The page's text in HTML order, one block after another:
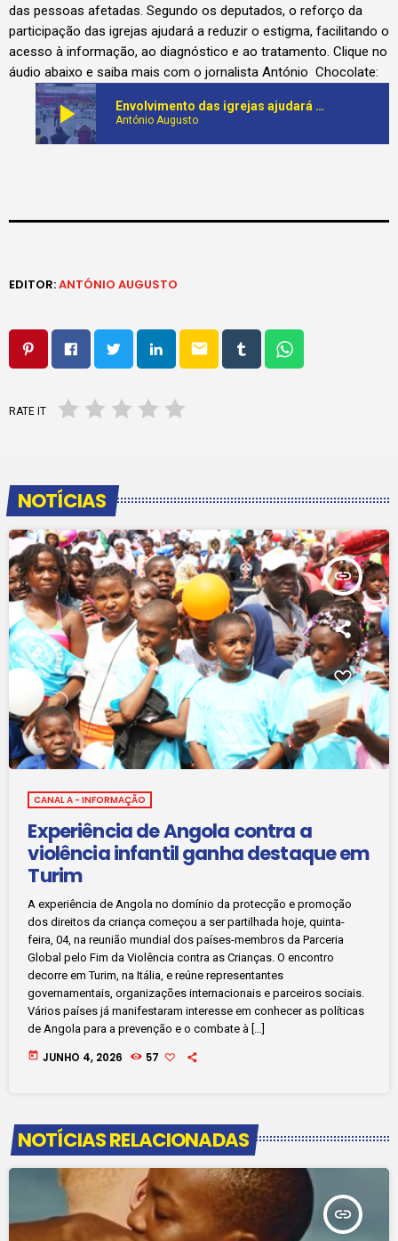
das pessoas afetadas. Segundo os deputados, o reforço da
participação das igrejas ajudará a reduzir o estigma, facilitando o
acesso à informação, ao diagnóstico e ao tratamento. Clique no
áudio abaixo e saiba mais com o jornalista António Chocolate:
play_arrow Envolvimento das igrejas ajudará a reduzir o estigma do VIH/SIDA, dizem deputados
António Augusto
EDITOR:ANTÓNIO AUGUSTO
email
RATE IT
NOTÍCIAS
insert_link
CANAL A - INFORMAÇÃO
Experiência de Angola contra a
violência infantil ganha destaque em
Turim
A experiência de Angola no domínio da protecção e promoção
dos direitos da criança começou a ser partilhada hoje, quinta-
feira, 04, na reunião mundial dos países-membros da Parceria
Global pelo Fim da Violência contra as Crianças. O encontro
decorre em Turim, na Itália, e reúne representantes
governamentais, organizações internacionais e parceiros sociais.
Vários países já manifestaram interesse em conhecer as políticas
de Angola para a prevenção e o combate à […]
today JUNHO 4, 2026 57
NOTÍCIAS RELACIONADAS
insert_link